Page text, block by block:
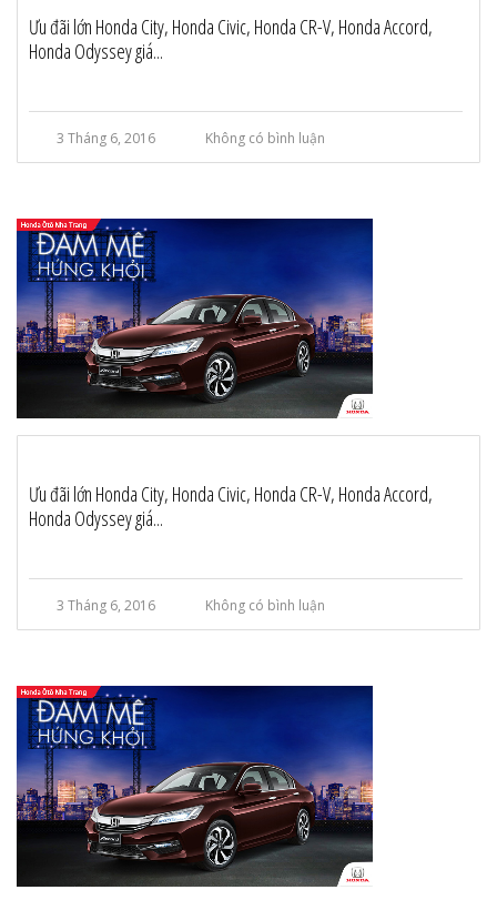
Ưu đãi lớn Honda City, Honda Civic, Honda CR-V, Honda Accord,
Honda Odyssey giá...
3 Tháng 6, 2016 Không có bình luận
Ưu đãi lớn Honda City, Honda Civic, Honda CR-V, Honda Accord,
Honda Odyssey giá...
3 Tháng 6, 2016 Không có bình luận